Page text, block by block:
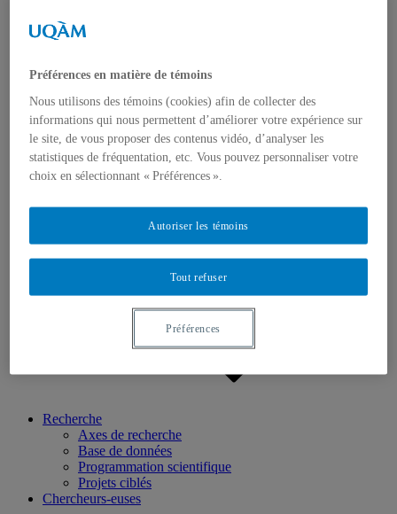
Communiqués
Événements à venir
Archives et bilans
Vidéos et baladodiffusions
Recherche
Axes de recherche
Base de données
Programmation scientifique
Projets ciblés
Chercheurs-euses
Préférences en matière de témoins
Nous utilisons des témoins (cookies) afin de collecter des
informations qui nous permettent d’améliorer votre expérience sur
le site, de vous proposer des contenus vidéo, d’analyser les
statistiques de fréquentation, etc. Vous pouvez personnaliser votre
choix en sélectionnant « Préférences ».
Tout refuser
Autoriser les témoins
Préférences